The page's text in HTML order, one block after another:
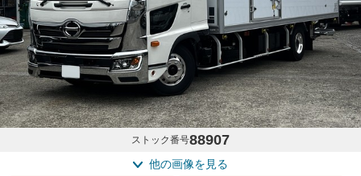
ストック番号88907
他の画像を見る